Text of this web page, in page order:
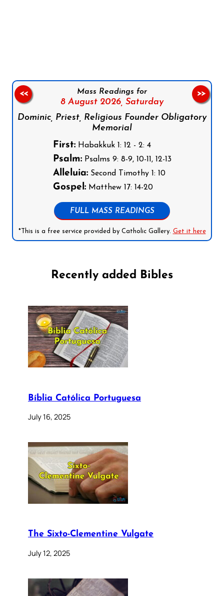
Mass Readings for
8 August 2026, Saturday
Dominic, Priest, Religious Founder Obligatory
Memorial
First:Habakkuk 1: 12 - 2: 4
Psalm:Psalms 9: 8-9, 10-11, 12-13
Alleluia:Second Timothy 1: 10
Gospel:Matthew 17: 14-20
FULL MASS READINGS
*This is a free service provided by Catholic Gallery. Get it here
<< >>
Recently added Bibles
Bíblia Católica Portuguesa
July 16, 2025
The Sixto-Clementine Vulgate
July 12, 2025